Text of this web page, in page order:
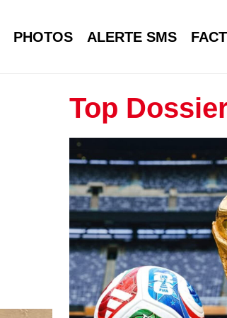
PHOTOS ALERTE SMS
Top